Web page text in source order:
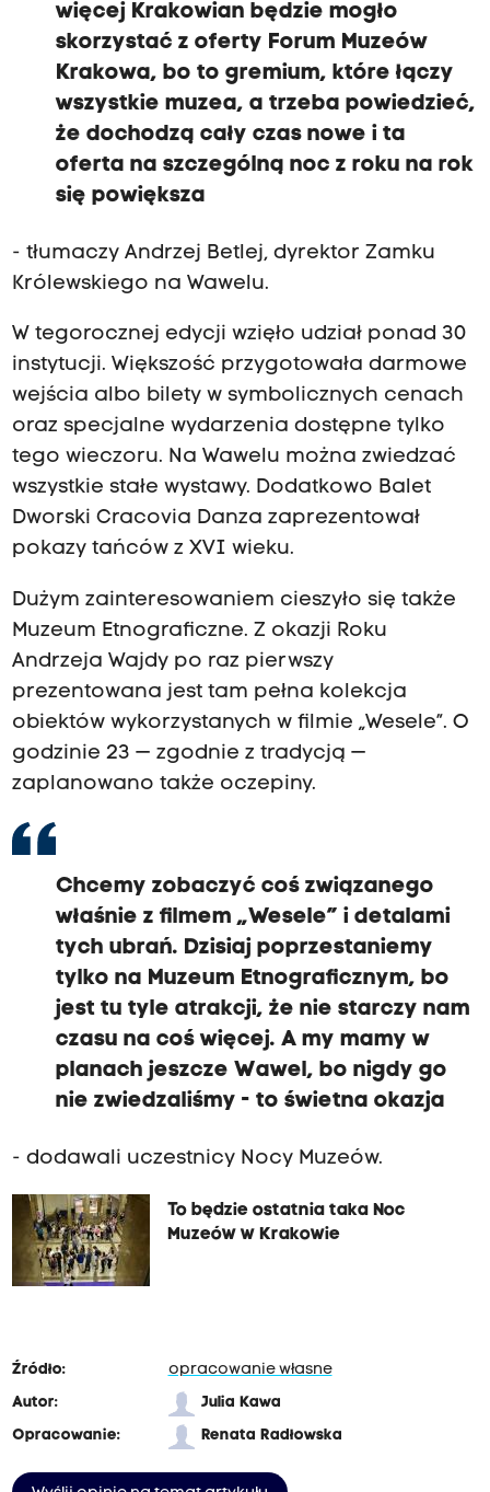
więcej Krakowian będzie mogło
skorzystać z oferty Forum Muzeów
Krakowa, bo to gremium, które łączy
wszystkie muzea, a trzeba powiedzieć,
że dochodzą cały czas nowe i ta
oferta na szczególną noc z roku na rok
się powiększa
- tłumaczy Andrzej Betlej, dyrektor Zamku
Królewskiego na Wawelu.
W tegorocznej edycji wzięło udział ponad 30
instytucji. Większość przygotowała darmowe
wejścia albo bilety w symbolicznych cenach
oraz specjalne wydarzenia dostępne tylko
tego wieczoru. Na Wawelu można zwiedzać
wszystkie stałe wystawy. Dodatkowo Balet
Dworski Cracovia Danza zaprezentował
pokazy tańców z XVI wieku.
Dużym zainteresowaniem cieszyło się także
Muzeum Etnograficzne. Z okazji Roku
Andrzeja Wajdy po raz pierwszy
prezentowana jest tam pełna kolekcja
obiektów wykorzystanych w filmie „Wesele”. O
godzinie 23 — zgodnie z tradycją —
zaplanowano także oczepiny.
Chcemy zobaczyć coś związanego
właśnie z filmem „Wesele” i detalami
tych ubrań. Dzisiaj poprzestaniemy
tylko na Muzeum Etnograficznym, bo
jest tu tyle atrakcji, że nie starczy nam
czasu na coś więcej. A my mamy w
planach jeszcze Wawel, bo nigdy go
nie zwiedzaliśmy - to świetna okazja
- dodawali uczestnicy Nocy Muzeów.
To będzie ostatnia taka Noc
Muzeów w Krakowie
Źródło:
opracowanie własne
Autor:
Julia Kawa
Opracowanie:
Renata Radłowska